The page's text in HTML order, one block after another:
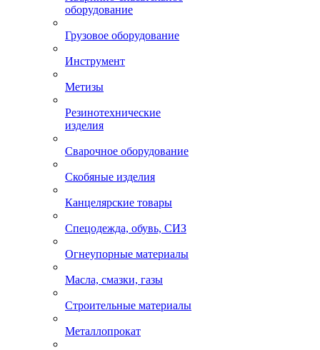
оборудование
Грузовое оборудование
Инструмент
Метизы
Резинотехнические
изделия
Сварочное оборудование
Скобяные изделия
Канцелярские товары
Спецодежда, обувь, СИЗ
Огнеупорные материалы
Масла, смазки, газы
Строительные материалы
Металлопрокат